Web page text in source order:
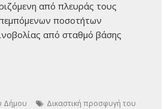
από πλευράς τους
ποσοτήτων
από σταθμό βάσης
Δήμου
Δικαστική προσφυγή του